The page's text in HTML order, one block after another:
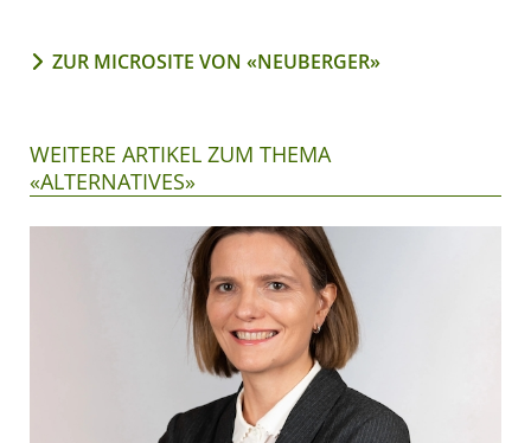
ZUR MICROSITE VON «NEUBERGER»
WEITERE ARTIKEL ZUM THEMA
«ALTERNATIVES»